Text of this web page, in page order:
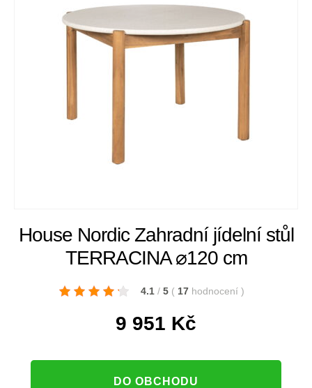
House Nordic Zahradní jídelní stůl
TERRACINA ⌀120 cm
4.1 / 5 ( 17 hodnocení )
9 951 Kč
DO OBCHODU